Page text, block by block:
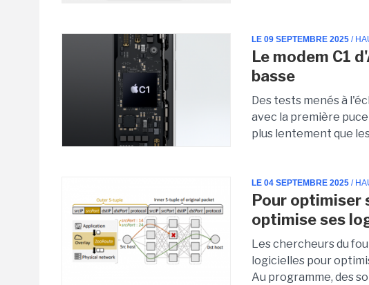
LE 09 SEPTEMBRE 2025 /
Le modem C1
basse
Des tests menés à
avec la première
plus lentement que
LE 04 SEPTEMBRE 2025 /
Pour optimiser
optimise ses
Les chercheurs du
logicielles pour
Au programme, des